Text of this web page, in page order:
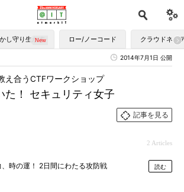
し守り生かす ロー/ノーコード クラウドネイ
2014年7月1日 公開
た！ セキュリティ女子
え合うCTFワークショップ
記事を見る
2 Articles
時の運！ 2日間にわたる攻防戦 読む